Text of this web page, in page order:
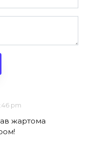
pm
жартома